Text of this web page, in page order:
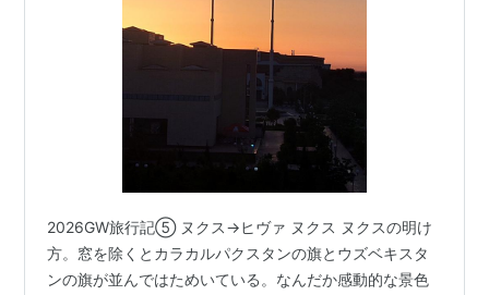
2026GW旅行記⑤ ヌクス→ヒヴァ ヌクス ヌクスの明け
方。窓を除くとカラカルパクスタンの旗とウズベキスタ
ンの旗が並んではためいている。なんだか感動的な景色